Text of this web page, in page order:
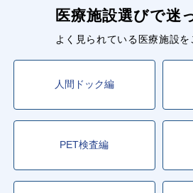
医療施設選びで迷
よく見られている医療施設を
人間ドック編
PET検査編